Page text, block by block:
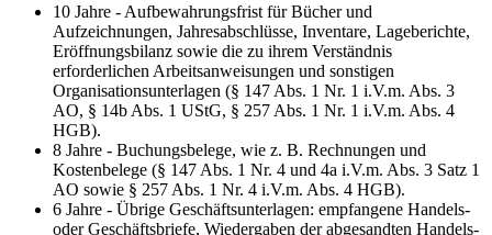
10 Jahre - Aufbewahrungsfrist für Bücher und
Aufzeichnungen, Jahresabschlüsse, Inventare, Lageberichte,
Eröffnungsbilanz sowie die zu ihrem Verständnis
erforderlichen Arbeitsanweisungen und sonstigen
Organisationsunterlagen (§ 147 Abs. 1 Nr. 1 i.V.m. Abs. 3
AO, § 14b Abs. 1 UStG, § 257 Abs. 1 Nr. 1 i.V.m. Abs. 4
HGB).
8 Jahre - Buchungsbelege, wie z. B. Rechnungen und
Kostenbelege (§ 147 Abs. 1 Nr. 4 und 4a i.V.m. Abs. 3 Satz 1
AO sowie § 257 Abs. 1 Nr. 4 i.V.m. Abs. 4 HGB).
6 Jahre - Übrige Geschäftsunterlagen: empfangene Handels-
oder Geschäftsbriefe, Wiedergaben der abgesandten Handels-